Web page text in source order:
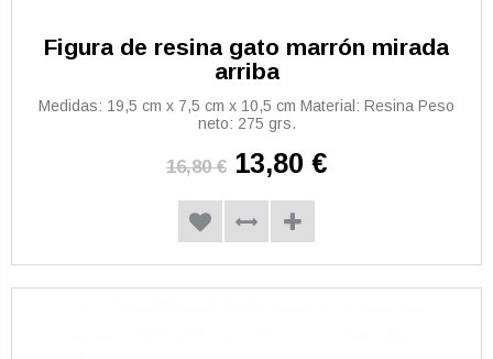
Figura de resina gato marrón mirada
arriba
Medidas: 19,5 cm x 7,5 cm x 10,5 cm Material: Resina Peso
neto: 275 grs.
16,80 € 13,80 €